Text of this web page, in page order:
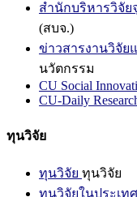
สำนักบริหารวิจัย
(สบจ.)
ข่าวสารงานวิจัย
นวัตกรรม
CU Social
CU-Daily
ทุนวิจัย
ทุนวิจัย ทุนวิจัย
ทุนวิจัยในประเทศ